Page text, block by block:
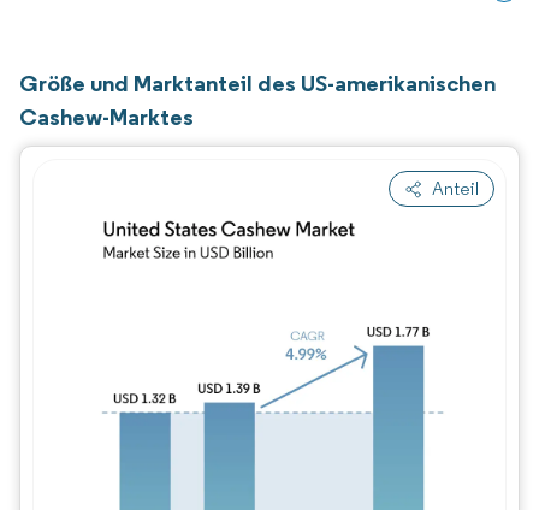
Größe und Marktanteil des US-amerikanischen
Cashew-Marktes
Anteil